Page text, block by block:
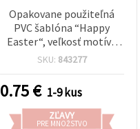
Opakovane použiteľná
PVC šablóna “Happy
Easter“, veľkosť motívu
14,2 × 3,6 cm
SKU: 843277
0.75€ 1-9 kus
ZĽAVY
PRE MNOŽSTVO